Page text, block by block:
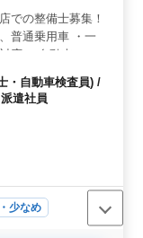
境＞ 社会保
ています。休暇
とれた勤務が可
での整備士募集！
普通乗用車 ・一
応 ・自動車の納
て長く働いてき
動車整備、検査
！ ＊今までの経
？ご応募お待ちし
・自動車検査員) /
遣社員
少なめ